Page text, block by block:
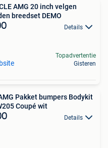
AMG 20 inch velgen
breedset DEMO
Details
Topadvertentie
Gisteren
Pakket bumpers Bodykit
Coupé wit
Details